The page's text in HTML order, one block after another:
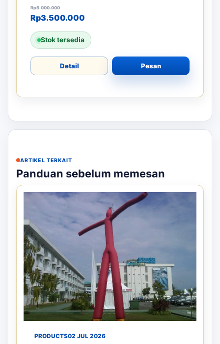
Rp5.000.000
Harga aslinya adalah: Rp5.000.000.
Rp3.500.000
Harga saat ini adalah: Rp3.500.000.
Stok tersedia
Detail Pesan
ARTIKEL TERKAIT
Panduan sebelum memesan
PRODUCTS02 JUL 2026